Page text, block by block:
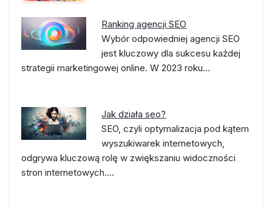
Ranking agencji SEO
Wybór odpowiedniej agencji SEO
jest kluczowy dla sukcesu każdej
strategii marketingowej online. W 2023 roku…
Jak działa seo?
SEO, czyli optymalizacja pod kątem
wyszukiwarek internetowych,
odgrywa kluczową rolę w zwiększaniu widoczności
stron internetowych.…